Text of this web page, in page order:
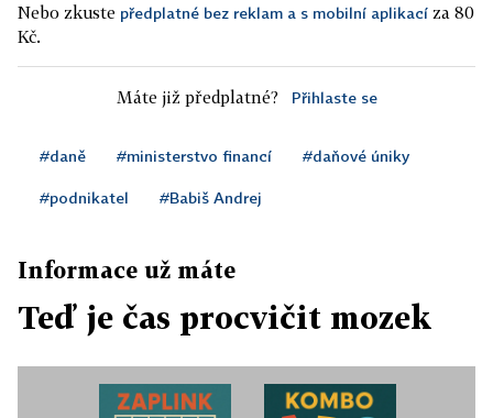
Nebo zkuste předplatné bez reklam a s mobilní aplikací za 80
Kč.
Máte již předplatné? Přihlaste se
#daně #ministerstvo financí #daňové úniky
#podnikatel #Babiš Andrej
Informace už máte
Teď je čas procvičit mozek